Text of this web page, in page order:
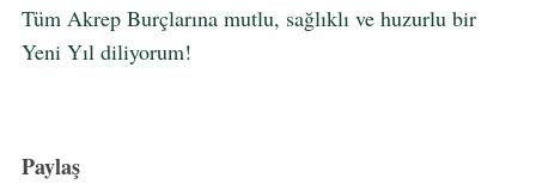
Tüm Akrep Burçlarına mutlu, sağlıklı ve huzurlu bir
Yeni Yıl diliyorum!
Paylaş
c
h